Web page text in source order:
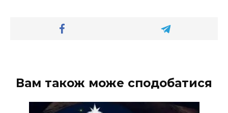
Вам також може сподобатися